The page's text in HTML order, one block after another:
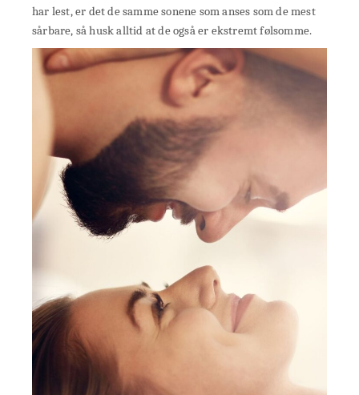
har lest, er det de samme sonene som anses som de mest
sårbare, så husk alltid at de også er ekstremt følsomme.